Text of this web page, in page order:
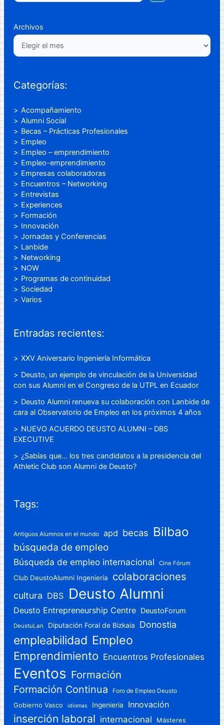
Archivos
Categorías:
Acompañamiento
Alumni Social
Becas – Prácticas Profesionales
Empleo
Empleo – emprendimiento
Empleo-emprendimiento
Empresas colaboradoras
Encuentros – Networking
Entrevistas
Experiences
Formación
Innovación
Jornadas y Conferencias
Lanbide
Networking
NOW
Programas de continuidad
Sociedad
Varios
Entradas recientes:
XXV Aniversario Ingeniería Informática
Deusto, un ejemplo de vinculación de la Universidad
con sus Alumni en el Congreso de la UTPL en Ecuador
Deusto Alumni renueva su colaboración con Lanbide de
cara al Observatorio de Empleo en los próximos 4 años
NUEVO ACUERDO DEUSTO ALUMNI – DBS
EXECUTIVE
¿Sabías que… los tres candidatos a la presidencia del
Athletic Club son Alumni de Deusto?
Tags:
Antiguos Alumnos en el mundo apd becas Bilbao
búsqueda de empleo
Búsqueda de empleo internacional Cine Fórum
Club DeustoAlumni Ingeniería colaboraciones
cultura DBS Deusto Alumni
Deusto Entrepreneurship Centre DeustoForum
DeustuLan Diputación Foral de Bizkaia Donostia
empleabilidad Empleo
Emprendimiento Encuentros Profesionales
Eventos Formación
Formación Continua Foro de Empleo Deusto
Gobierno Vasco idiomas Ingenieria Innovación
inserción laboral internacional Másteres